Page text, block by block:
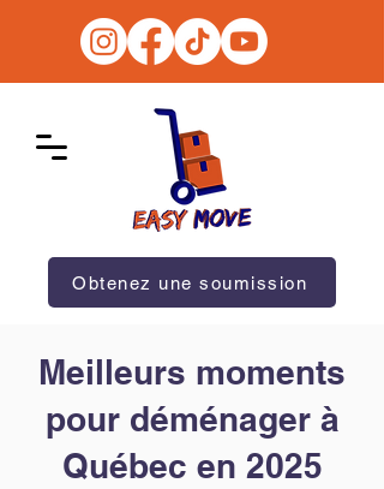
Obtenez une soumission
Meilleurs moments
pour déménager à
Québec en 2025